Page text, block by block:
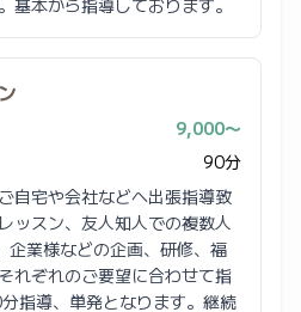
9,000〜
90分
自宅や会社などへ出張指導致
ッスン、友人知人での複数人
企業様などの企画、研修、福
れぞれのご要望に合わせて指
指導、単発となります。継続